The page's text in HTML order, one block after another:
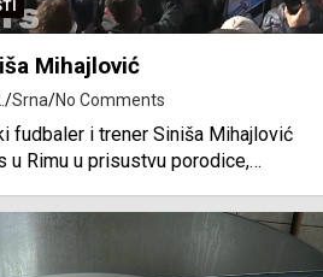
Mihajlović
Srna No Comments
fudbaler i trener Siniša Mihajlović
u Rimu u prisustvu porodice,…